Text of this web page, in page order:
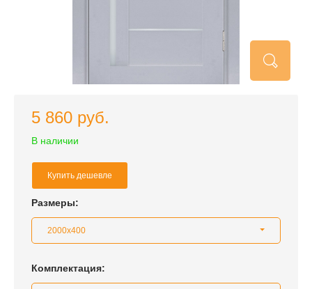
5 860 руб.
В наличии
Купить дешевле
Размеры:
2000x400
Комплектация: